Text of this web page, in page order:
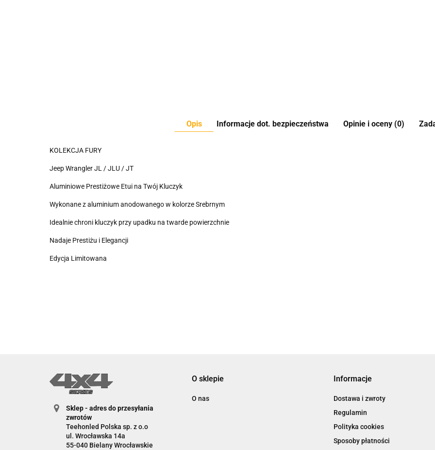
Opis Informacje dot. bezpieczeństwa Opinie i oceny (0)
KOLEKCJA FURY
Jeep Wrangler JL / JLU / JT
Aluminiowe Prestiżowe Etui na Twój Kluczyk
Wykonane z aluminium anodowanego w kolorze Srebrnym
Idealnie chroni kluczyk przy upadku na twarde powierzchnie
Nadaje Prestiżu i Elegancji
Edycja Limitowana
Sklep - adres do przesyłania
zwrotów
Teehonled Polska sp. z o.o
ul. Wrocławska 14a
55-040 Bielany Wrocławskie
O sklepie
O nas
Informacje
Dostawa i zwroty
Regulamin
Polityka cookies
Sposoby płatności